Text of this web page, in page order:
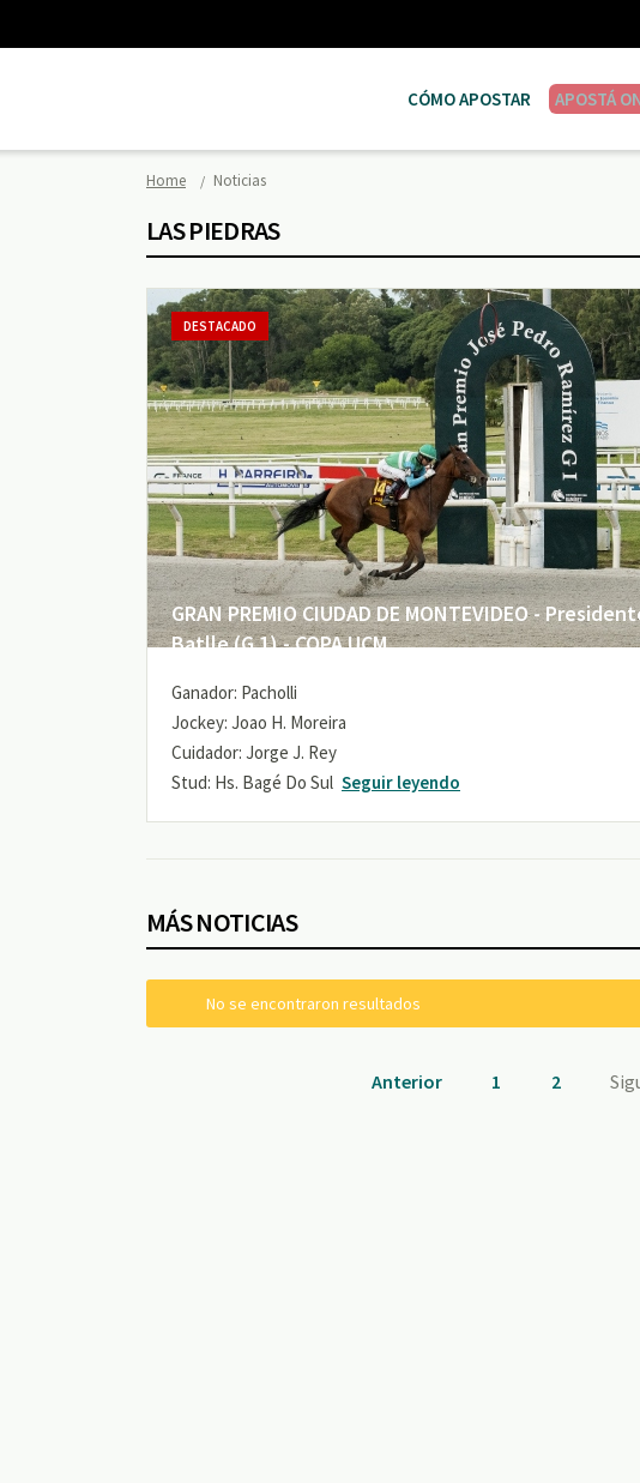
CÓMO APOSTAR APOSTÁ
Home Noticias
LAS PIEDRAS
GRAN PREMIO CIUDAD DE MONTEVIDEO -
Batlle (G 1) - COPA UCM
DESTACADO
Ganador: Pacholli
Jockey: Joao H. Moreira
Cuidador: Jorge J. Rey
Stud: Hs. Bagé Do Sul Seguir leyendo
MÁS NOTICIAS
No se encontraron resultados
Anterior 1 2